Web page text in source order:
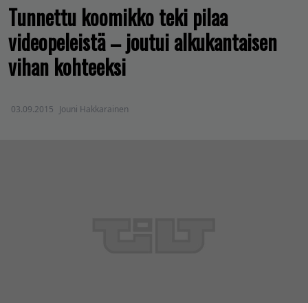
Tunnettu koomikko teki pilaa
videopeleistä – joutui alkukantaisen
vihan kohteeksi
03.09.2015 Jouni Hakkarainen